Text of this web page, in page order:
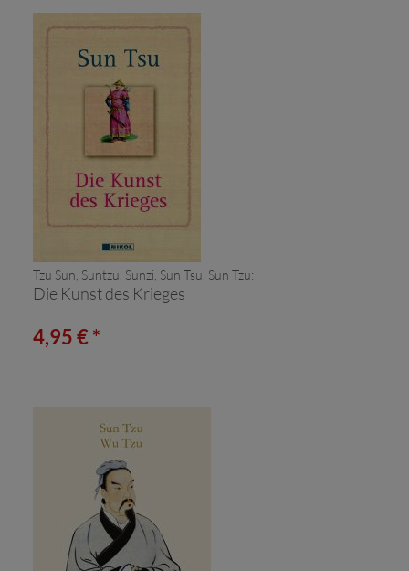
Tzu Sun, Suntzu, Sunzi, Sun Tsu, Sun Tzu:
Die Kunst des Krieges
4,95 € *